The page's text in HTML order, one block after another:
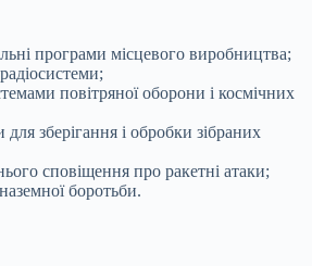
програми місцевого виробництва;
повітряної оборони і космічних
зберігання і обробки зібраних
сповіщення про ракетні атаки;
боротьби.